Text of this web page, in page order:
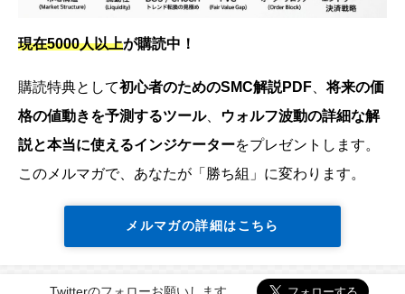
現在5000人以上が購読中！
購読特典として初心者のためのSMC解説PDF 、将来の価
格の値動きを予測するツール、
ウォルフ波動の詳細な解
説と本当に使えるインジケーターをプレゼントします。
このメルマガで、あなたが「勝ち組」に変わります。
メルマガの詳細はこちら
Twitterのフォローお願いします。